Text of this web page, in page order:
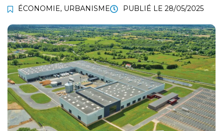
ÉCONOMIE, URBANISME PUBLIÉ LE 28/05/2025